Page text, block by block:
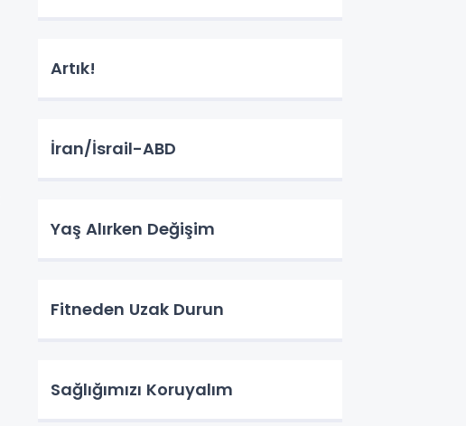
Artık!
İran/İsrail-ABD
Yaş Alırken Değişim
Fitneden Uzak Durun
Sağlığımızı Koruyalım